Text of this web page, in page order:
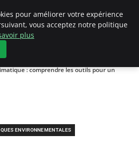
: comprendre les outils pour un
ENVIRONNEMENTALES
pour améliorer votre expérience
vous acceptez notre politique
plus